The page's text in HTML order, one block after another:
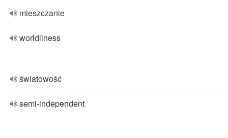
mieszczanie
worldliness
światowość
semi-independent